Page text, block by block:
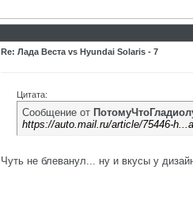
Re: Лада Веста vs Hyundai Solaris - 7
Цитата:
Сообщение от
https://auto.mail.ru/article/75446-
Чуть не блеванул... ну и вкусы у